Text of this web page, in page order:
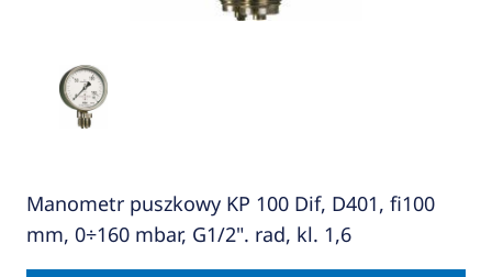
Manometr puszkowy KP 100 Dif, D401, fi100
mm, 0÷160 mbar, G1/2". rad, kl. 1,6